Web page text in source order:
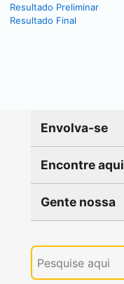
Resultado Preliminar
Resultado Final
Envolva-se
Encontre aqui
Gente nossa